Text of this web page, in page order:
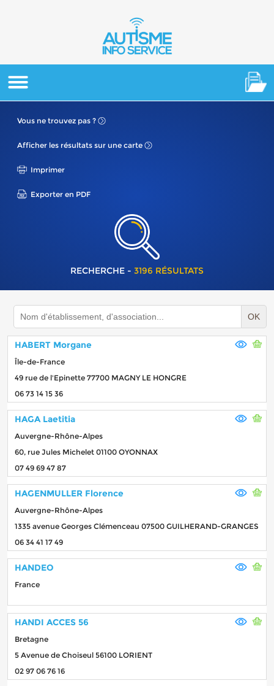
Vous ne trouvez pas ?
Afficher les résultats sur une carte
Imprimer
Exporter en PDF
RECHERCHE - 3196 RÉSULTATS
OK
HABERT Morgane
Île-de-France
49 rue de l'Epinette 77700 MAGNY LE HONGRE
06 73 14 15 36
HAGA Laetitia
Auvergne-Rhône-Alpes
60, rue Jules Michelet 01100 OYONNAX
07 49 69 47 87
HAGENMULLER Florence
Auvergne-Rhône-Alpes
1335 avenue Georges Clémenceau 07500 GUILHERAND-GRANGES
06 34 41 17 49
HANDEO
France
HANDI ACCES 56
Bretagne
5 Avenue de Choiseul 56100 LORIENT
02 97 06 76 16